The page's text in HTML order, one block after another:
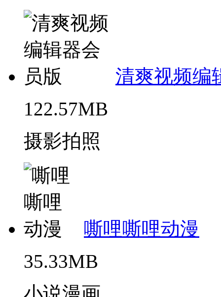
清爽视频编
122.57MB
摄影拍照
嘶哩嘶哩动漫
35.33MB